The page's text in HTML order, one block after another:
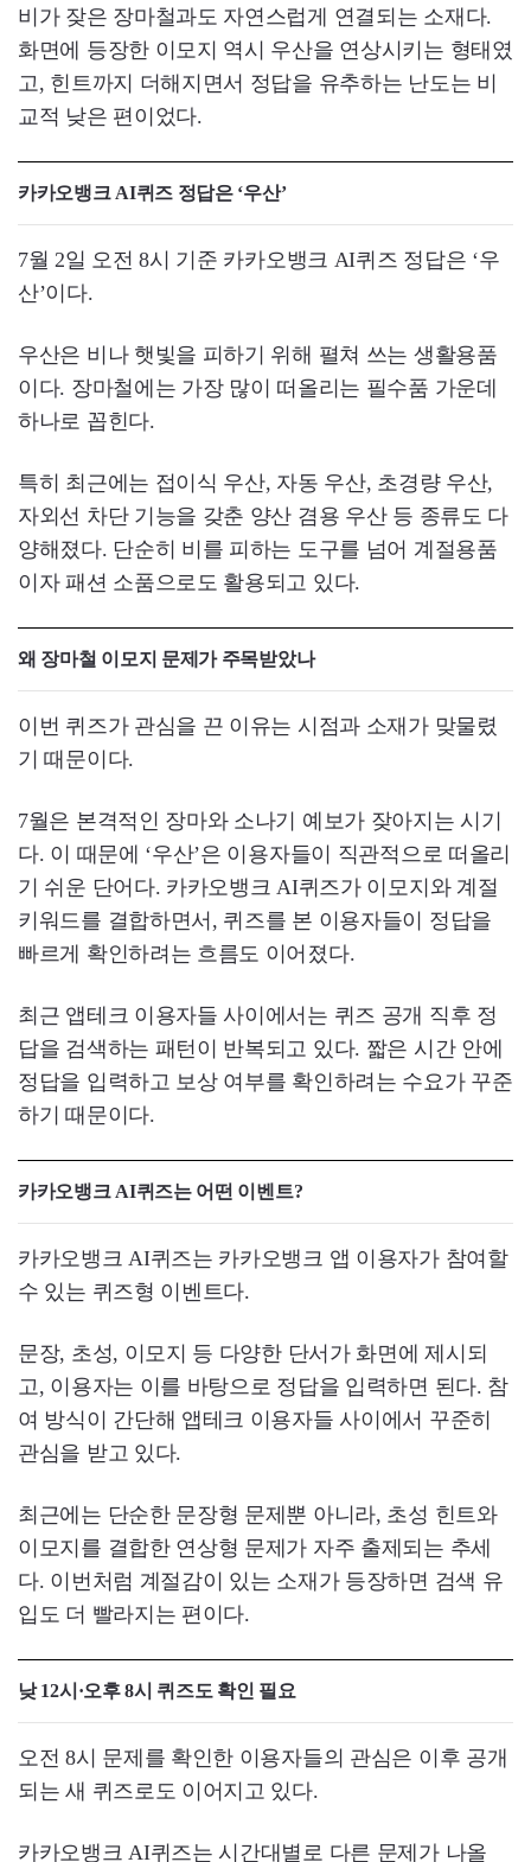
비가 잦은 장마철과도 자연스럽게 연결되는 소재다.
화면에 등장한 이모지 역시 우산을 연상시키는 형태였
고, 힌트까지 더해지면서 정답을 유추하는 난도는 비
교적 낮은 편이었다.
카카오뱅크 AI퀴즈 정답은 ‘우산’
7월 2일 오전 8시 기준 카카오뱅크 AI퀴즈 정답은 ‘우
산’이다.
우산은 비나 햇빛을 피하기 위해 펼쳐 쓰는 생활용품
이다. 장마철에는 가장 많이 떠올리는 필수품 가운데
하나로 꼽힌다.
특히 최근에는 접이식 우산, 자동 우산, 초경량 우산,
자외선 차단 기능을 갖춘 양산 겸용 우산 등 종류도 다
양해졌다. 단순히 비를 피하는 도구를 넘어 계절용품
이자 패션 소품으로도 활용되고 있다.
왜 장마철 이모지 문제가 주목받았나
이번 퀴즈가 관심을 끈 이유는 시점과 소재가 맞물렸
기 때문이다.
7월은 본격적인 장마와 소나기 예보가 잦아지는 시기
다. 이 때문에 ‘우산’은 이용자들이 직관적으로 떠올리
기 쉬운 단어다. 카카오뱅크 AI퀴즈가 이모지와 계절
키워드를 결합하면서, 퀴즈를 본 이용자들이 정답을
빠르게 확인하려는 흐름도 이어졌다.
최근 앱테크 이용자들 사이에서는 퀴즈 공개 직후 정
답을 검색하는 패턴이 반복되고 있다. 짧은 시간 안에
정답을 입력하고 보상 여부를 확인하려는 수요가 꾸준
하기 때문이다.
카카오뱅크 AI퀴즈는 어떤 이벤트?
카카오뱅크 AI퀴즈는 카카오뱅크 앱 이용자가 참여할
수 있는 퀴즈형 이벤트다.
문장, 초성, 이모지 등 다양한 단서가 화면에 제시되
고, 이용자는 이를 바탕으로 정답을 입력하면 된다. 참
여 방식이 간단해 앱테크 이용자들 사이에서 꾸준히
관심을 받고 있다.
최근에는 단순한 문장형 문제뿐 아니라, 초성 힌트와
이모지를 결합한 연상형 문제가 자주 출제되는 추세
다. 이번처럼 계절감이 있는 소재가 등장하면 검색 유
입도 더 빨라지는 편이다.
낮 12시·오후 8시 퀴즈도 확인 필요
오전 8시 문제를 확인한 이용자들의 관심은 이후 공개
되는 새 퀴즈로도 이어지고 있다.
카카오뱅크 AI퀴즈는 시간대별로 다른 문제가 나올